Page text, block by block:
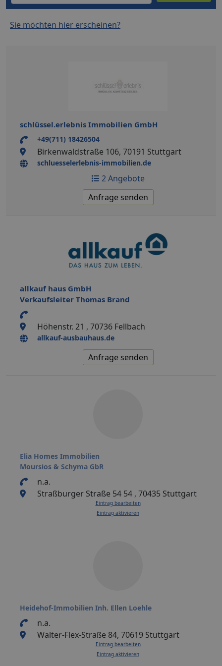
Sie möchten hier erscheinen?
schlüssel.erlebnis Immobilien GmbH
+49(711) 18426504
Birkenwaldstraße 106, 70191 Stuttgart
schluesselerlebnis-immobilien.de
2 Angebote
Anfrage senden
allkauf haus GmbH
Verkaufsleiter Thomas Brand
Höhenstr. 21 , 70736 Fellbach
allkauf-ausbauhaus.de
Anfrage senden
Elia Homes Immobilien
Moursios & Schyma GbR
n.a.
Straßburger Straße 54 54 , 70435 Stuttgart
Eintrag bearbeiten
Eintrag aktivieren
Heidehof-Immobilien Inh. Ellen Loehle
n.a.
Walter-Flex-Straße 84, 70619 Stuttgart
Eintrag bearbeiten
Eintrag aktivieren